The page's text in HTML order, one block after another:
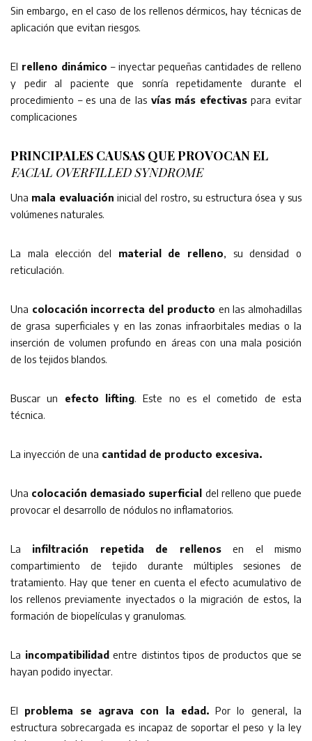
Sin embargo, en el caso de los rellenos dérmicos, hay técnicas de
aplicación que evitan riesgos.
El relleno dinámico – inyectar pequeñas cantidades de relleno
y pedir al paciente que sonría repetidamente durante el
procedimiento – es una de las vías más efectivaspara evitar
complicaciones
PRINCIPALES CAUSAS QUE PROVOCAN EL
FACIAL OVERFILLED SYNDROME
Una mala evaluación inicial del rostro, su estructura ósea y sus
volúmenes naturales.
La mala elección del material de relleno, su densidad o
reticulación.
Una colocación incorrecta del producto en las almohadillas
de grasa superficiales y en las zonas infraorbitales medias o la
inserción de volumen profundo en áreas con una mala posición
de los tejidos blandos.
Buscar un efecto lifting. Este no es el cometido de esta
técnica.
La inyección de una cantidad de producto excesiva.
Una colocación demasiado superficial del relleno que puede
provocar el desarrollo de nódulos no inflamatorios.
La infiltración repetida de rellenosen el mismo
compartimiento de tejido durante múltiples sesiones de
tratamiento. Hay que tener en cuenta el efecto acumulativo de
los rellenos previamente inyectados o la migración de estos, la
formación de biopelículas y granulomas.
La incompatibilidadentre distintos tipos de productos que se
hayan podido inyectar.
El problema se agrava con la edad.Por lo general, la
estructura sobrecargada es incapaz de soportar el peso y la ley